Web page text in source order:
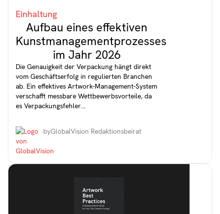
Einhaltung
Aufbau eines effektiven
Kunstmanagementprozesses
im Jahr 2026
Die Genauigkeit der Verpackung hängt direkt
vom Geschäftserfolg in regulierten Branchen
ab. Ein effektives Artwork-Management-System
verschafft messbare Wettbewerbsvorteile, da
es Verpackungsfehler...
byGlobalVision Redaktionsbeirat